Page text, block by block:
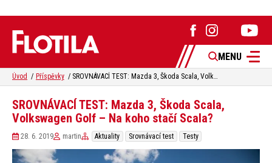
MENU
Úvod Příspěvky SROVNÁVACÍ TEST: Mazda 3, Škoda Scala, Volkswagen Golf – Na koho stačí Scala?
SROVNÁVACÍ TEST: Mazda 3, Škoda Scala,
Volkswagen Golf – Na koho stačí Scala?
28. 6. 2019 martin Aktuality Srovnávací test Testy